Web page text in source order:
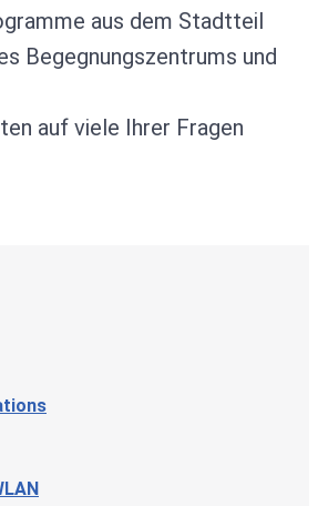
aus dem Stadtteil
Begegnungszentrums und
auf viele Ihrer Fragen